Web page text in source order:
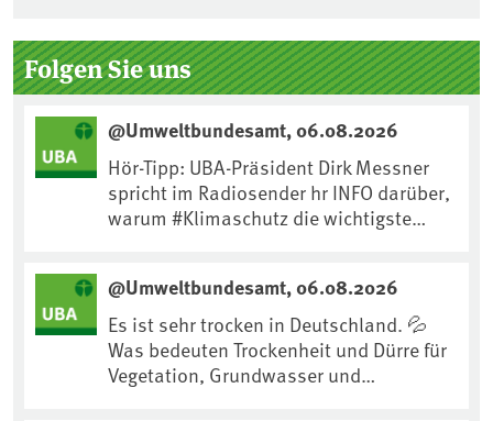
Seitenleiste
Folgen Sie uns
@Umweltbundesamt, 06.08.2026
Hör-Tipp: UBA-Präsident Dirk Messner
spricht im Radiosender hr INFO darüber,
warum #Klimaschutz die wichtigste
https://www.ardsounds.de/episode/urn
:ard:episode:0e7cf1c4b819c26d/
@Umweltbundesamt, 06.08.2026
Es ist sehr trocken in Deutschland. 💦
Was bedeuten Trockenheit und Dürre für
Vegetation, Grundwasser und